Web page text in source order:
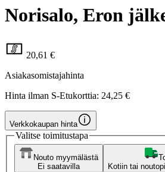
Norisalo, Eron
20,61 €
Asiakasomistajahinta
Hinta ilman S-Etukorttia: 24,25 €
Verkkokaupan hinta
Valitse toimitustapa
Nouto myymälästä
Ei saatavilla
Kotiin tai